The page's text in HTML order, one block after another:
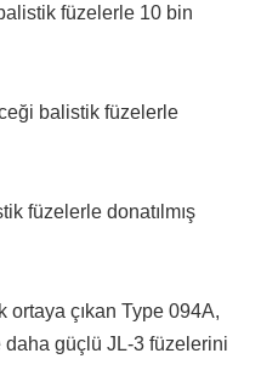
füzelerle 10 bin
balistik füzelerle
füzelerle donatılmış
ortaya çıkan Type 094A,
güçlü JL-3 füzelerini